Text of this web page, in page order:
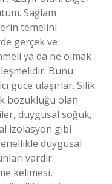
Sağlam
temelini
gerçek ve
ya da ne olmak
Bunu
güce ulaşırlar. Silik
bozukluğu olan
duygusal soğuk,
izolasyon gibi
duygusal
vardır.
kelimesi,